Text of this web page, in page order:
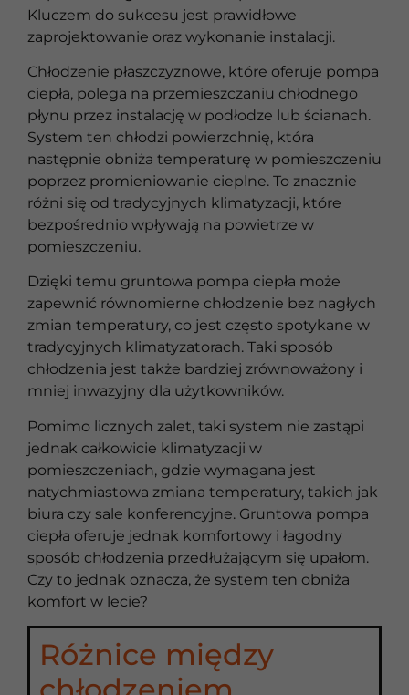
Kluczem do sukcesu jest prawidłowe
zaprojektowanie oraz wykonanie instalacji.
Chłodzenie płaszczyznowe, które oferuje pompa
ciepła, polega na przemieszczaniu chłodnego
płynu przez instalację w podłodze lub ścianach.
System ten chłodzi powierzchnię, która
następnie obniża temperaturę w pomieszczeniu
poprzez promieniowanie cieplne. To znacznie
różni się od tradycyjnych klimatyzacji, które
bezpośrednio wpływają na powietrze w
pomieszczeniu.
Dzięki temu gruntowa pompa ciepła może
zapewnić równomierne chłodzenie bez nagłych
zmian temperatury, co jest często spotykane w
tradycyjnych klimatyzatorach. Taki sposób
chłodzenia jest także bardziej zrównoważony i
mniej inwazyjny dla użytkowników.
Pomimo licznych zalet, taki system nie zastąpi
jednak całkowicie klimatyzacji w
pomieszczeniach, gdzie wymagana jest
natychmiastowa zmiana temperatury, takich jak
biura czy sale konferencyjne. Gruntowa pompa
ciepła oferuje jednak komfortowy i łagodny
sposób chłodzenia przedłużającym się upałom.
Czy to jednak oznacza, że system ten obniża
komfort w lecie?
Różnice między